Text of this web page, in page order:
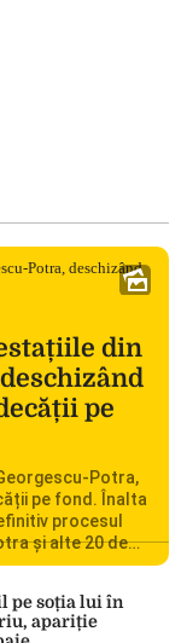
din
pe
Potra,
pe fond. Înalta
procesul
și alte 20 de
împotriva
preliminară,
pe soția lui în
apariție